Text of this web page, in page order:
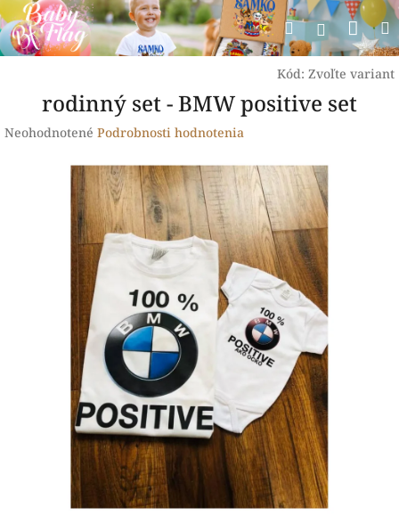
Prejsť
na
obsah
Hľadať
Kód: Zvoľte variant
rodinný set - BMW positive set
Priemerné
hviezdičiek.
Neohodnotené Podrobnosti hodnotenia